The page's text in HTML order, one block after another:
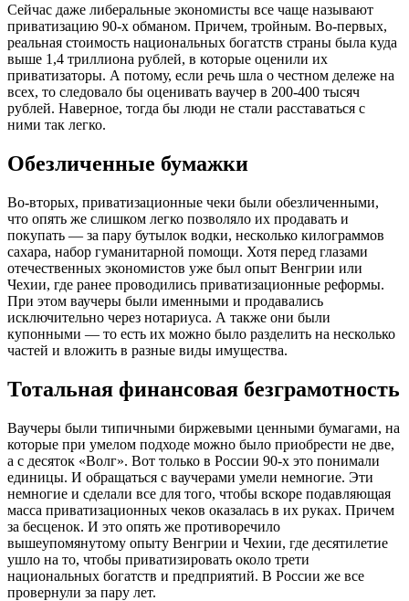
Сейчас даже либеральные экономисты все чаще называют
приватизацию 90-х обманом. Причем, тройным. Во-первых,
реальная стоимость национальных богатств страны была куда
выше 1,4 триллиона рублей, в которые оценили их
приватизаторы. А потому, если речь шла о честном дележе на
всех, то следовало бы оценивать ваучер в 200-400 тысяч
рублей. Наверное, тогда бы люди не стали расставаться с
ними так легко.
Обезличенные бумажки
Во-вторых, приватизационные чеки были обезличенными,
что опять же слишком легко позволяло их продавать и
покупать — за пару бутылок водки, несколько килограммов
сахара, набор гуманитарной помощи. Хотя перед глазами
отечественных экономистов уже был опыт Венгрии или
Чехии, где ранее проводились приватизационные реформы.
При этом ваучеры были именными и продавались
исключительно через нотариуса. А также они были
купонными — то есть их можно было разделить на несколько
частей и вложить в разные виды имущества.
Тотальная финансовая безграмотность
Ваучеры были типичными биржевыми ценными бумагами, на
которые при умелом подходе можно было приобрести не две,
а с десяток «Волг». Вот только в России 90-х это понимали
единицы. И обращаться с ваучерами умели немногие. Эти
немногие и сделали все для того, чтобы вскоре подавляющая
масса приватизационных чеков оказалась в их руках. Причем
за бесценок. И это опять же противоречило
вышеупомянутому опыту Венгрии и Чехии, где десятилетие
ушло на то, чтобы приватизировать около трети
национальных богатств и предприятий. В России же все
провернули за пару лет.